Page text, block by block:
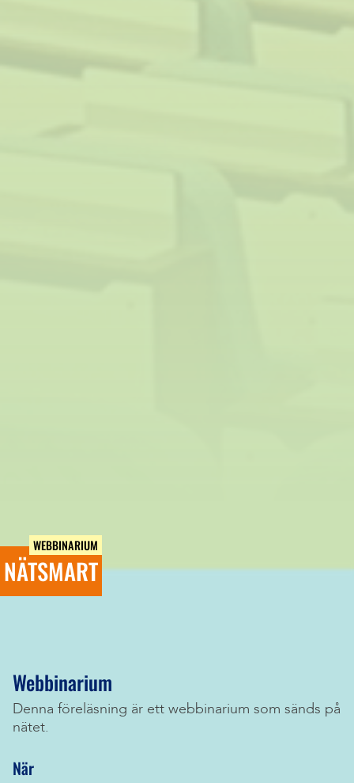
WEBBINARIUM
NÄTSMART
Webbinarium
Denna föreläsning är ett webbinarium som sänds på
nätet.
När